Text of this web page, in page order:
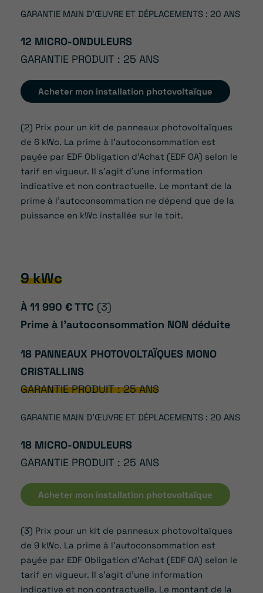
GARANTIE MAIN D’ŒUVRE ET DÉPLACEMENTS : 20 ANS
12 MICRO-ONDULEURS
GARANTIE PRODUIT : 25 ANS
Acheter mon installation photovoltaïque
(2) Prix pour un kit de panneaux photovoltaïques
de 6 kWc. La prime à l’autoconsommation est
payée par EDF Obligation d’Achat (EDF OA) selon le
tarif en vigueur. Il s’agit d’une information
indicative et non contractuelle. Le montant de la
prime à l’autoconsommation ne dépend que de la
puissance en kWc installée sur le toit.
9 kWc
À 11 990 € TTC (3)
Prime à l’autoconsommation NON déduite
18 PANNEAUX PHOTOVOLTAÏQUES MONO
CRISTALLINS
GARANTIE PRODUIT : 25 ANS
GARANTIE MAIN D’ŒUVRE ET DÉPLACEMENTS : 20 ANS
18 MICRO-ONDULEURS
GARANTIE PRODUIT : 25 ANS
Acheter mon installation photovoltaïque
(3) Prix pour un kit de panneaux photovoltaïques
de 9 kWc. La prime à l’autoconsommation est
payée par EDF Obligation d’Achat (EDF OA) selon le
tarif en vigueur. Il s’agit d’une information
indicative et non contractuelle. Le montant de la